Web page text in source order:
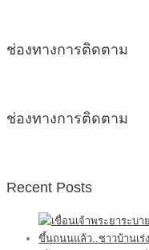
ช่องทางการติดตาม
ช่องทางการติดตาม
Recent Posts